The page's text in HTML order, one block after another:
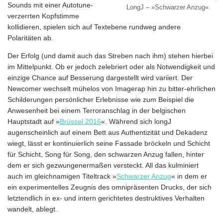
LongJ – »Schwarzer Anzug«
Sounds mit einer Autotune-
verzerrten Kopfstimme
kollidieren, spielen sich auf Textebene rundweg andere
Polaritäten ab.
Der Erfolg (und damit auch das Streben nach ihm) stehen hierbei
im Mittelpunkt. Ob er jedoch zelebriert oder als Notwendigkeit und
einzige Chance auf Besserung dargestellt wird variiert. Der
Newcomer wechselt mühelos von Imagerap hin zu bitter-ehrlichen
Schilderungen persönlicher Erlebnisse wie zum Beispiel die
Anwesenheit bei einem Terroranschlag in der belgischen
Hauptstadt auf »Brüssel 2016«. Während sich longJ
augenscheinlich auf einem Bett aus Authentizität und Dekadenz
wiegt, lässt er kontinuierlich seine Fassade bröckeln und Schicht
für Schicht, Song für Song, den schwarzen Anzug fallen, hinter
dem er sich gezwungenermaßen versteckt. All das kulminiert
auch im gleichnamigen Titeltrack »Schwarzer Anzug« in dem er
ein experimentelles Zeugnis des omnipräsenten Drucks, der sich
letztendlich in ex- und intern gerichtetes destruktives Verhalten
wandelt, ablegt.